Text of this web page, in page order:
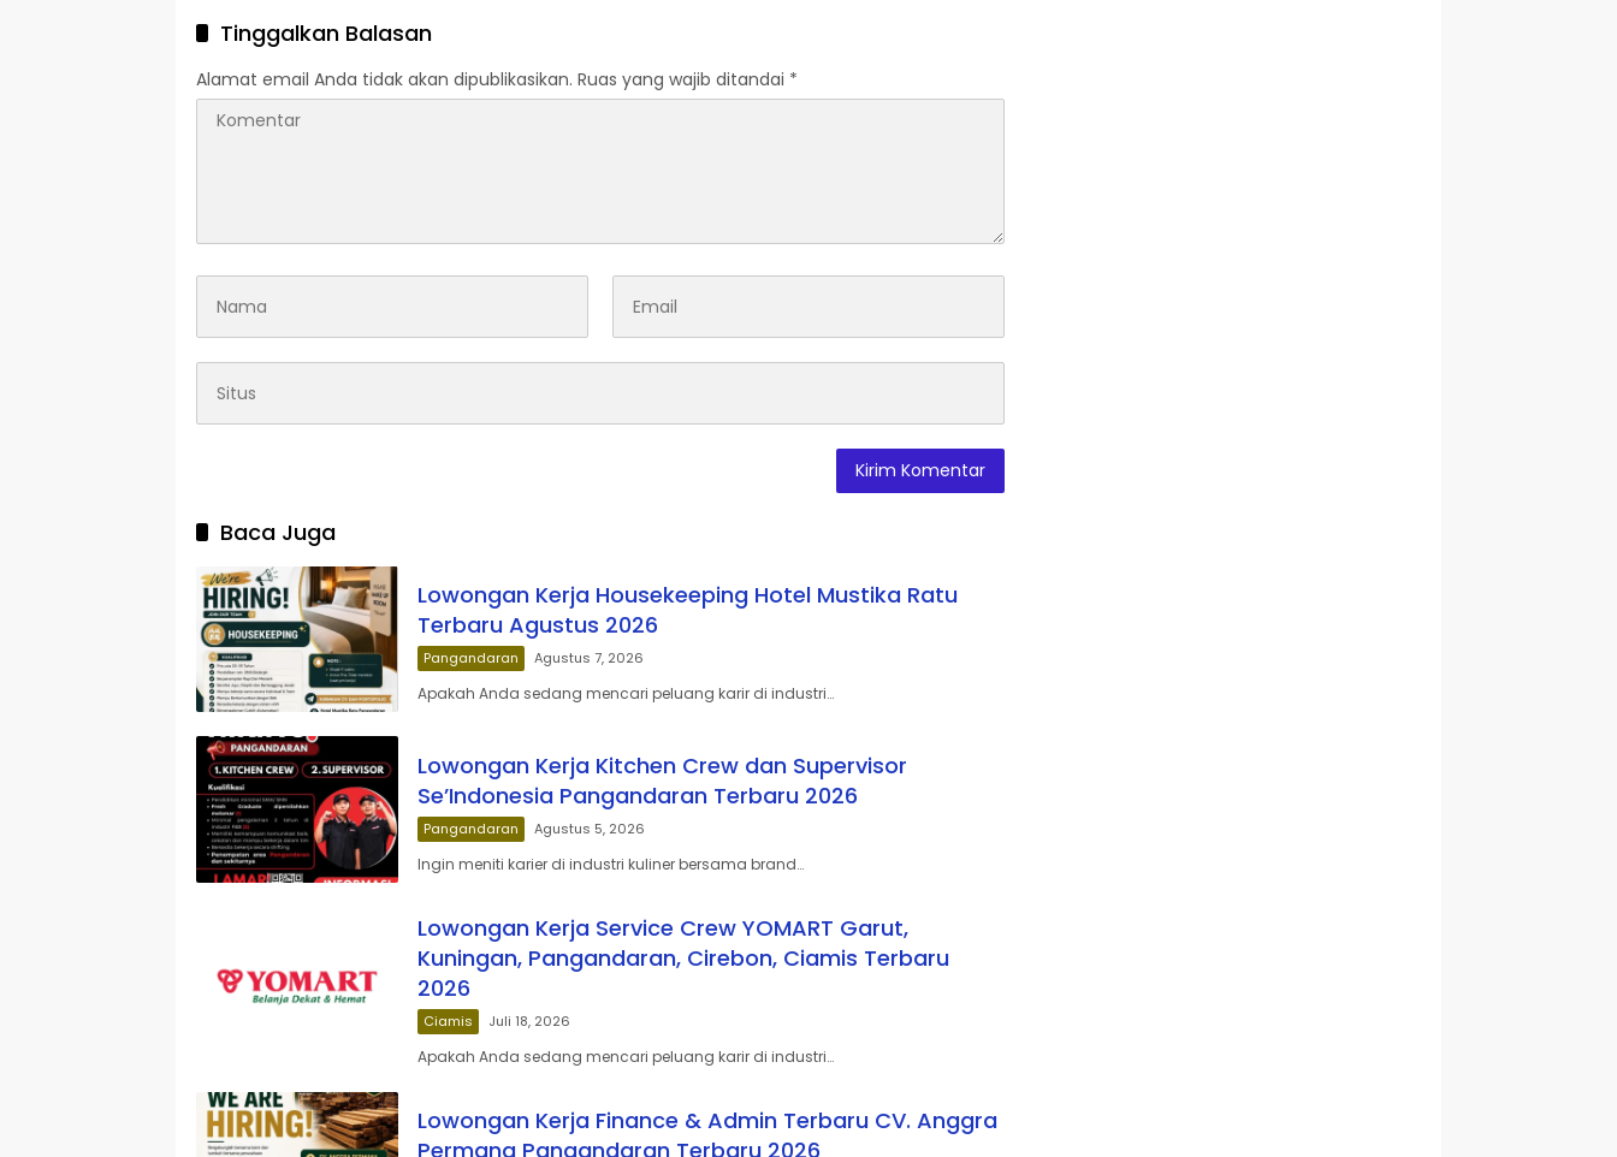
Tinggalkan Balasan
Alamat email Anda tidak akan dipublikasikan. Ruas yang wajib ditandai *
Baca Juga
Lowongan Kerja Housekeeping Hotel Mustika Ratu
Terbaru Agustus 2026
Pangandaran Agustus 7, 2026
Apakah Anda sedang mencari peluang karir di industri…
Lowongan Kerja Kitchen Crew dan Supervisor
Se’Indonesia Pangandaran Terbaru 2026
Pangandaran Agustus 5, 2026
Ingin meniti karier di industri kuliner bersama brand…
Lowongan Kerja Service Crew YOMART Garut,
Kuningan, Pangandaran, Cirebon, Ciamis Terbaru
2026
Ciamis Juli 18, 2026
Apakah Anda sedang mencari peluang karir di industri…
Lowongan Kerja Finance & Admin Terbaru CV. Anggra
Permana Pangandaran Terbaru 2026